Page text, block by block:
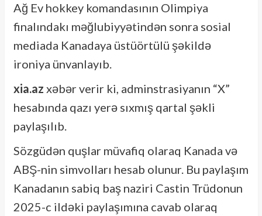
Ağ Ev hokkey komandasının Olimpiya
finalındakı məğlubiyyətindən sonra sosial
mediada Kanadaya üstüörtülü şəkildə
ironiya ünvanlayıb.
xia.az xəbər verir ki, adminstrasiyanın “X”
hesabında qazı yerə sıxmış qartal şəkli
paylaşılıb.
Sözgüdən quşlar müvafiq olaraq Kanada və
ABŞ-nin simvolları hesab olunur. Bu paylaşım
Kanadanın sabiq baş naziri Castin Trüdonun
2025-c ildəki paylaşımına cavab olaraq